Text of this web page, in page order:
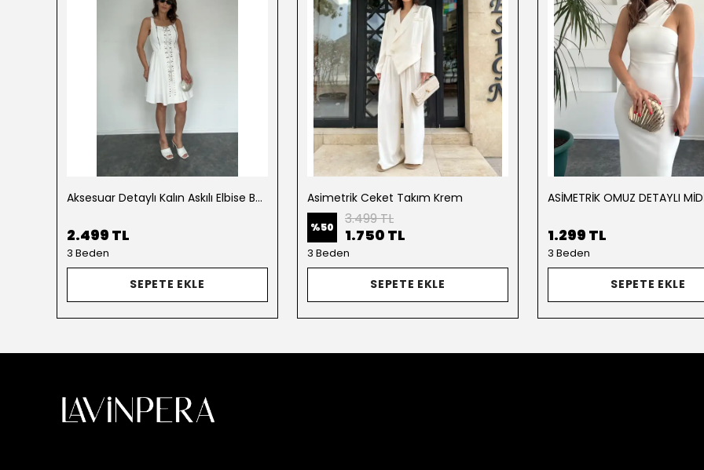
Aksesuar Detaylı Kalın Askılı Elbise Beyaz
2.499 TL
3 Beden
SEPETE EKLE
Asimetrik Ceket Takım Krem
%50 3.499 TL
1.750 TL
3 Beden
SEPETE EKLE
1.299 TL
3 Beden
SEPETE EKLE